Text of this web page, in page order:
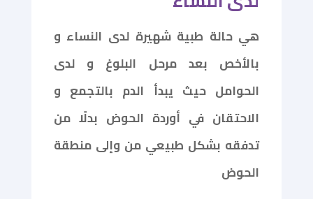
هي حالة طبية شهيرة لدى النساء و
بالأخص بعد مرحل البلوغ و لدى
الحوامل حيث يبدأ الدم بالتجمع و
الاحتقان في أوردة الحوض بدلًا من
تدفقه بشكل طبيعي من وإلى منطقة
الحوض